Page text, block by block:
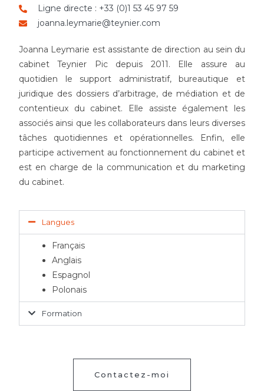
Ligne directe : +33 (0)1 53 45 97 59
joanna.leymarie@teynier.com
Joanna Leymarie est assistante de direction au sein du
cabinet Teynier Pic depuis 2011. Elle assure au
quotidien le support administratif, bureautique et
juridique des dossiers d’arbitrage, de médiation et de
contentieux du cabinet. Elle assiste également les
associés ainsi que les collaborateurs dans leurs diverses
tâches quotidiennes et opérationnelles. Enfin, elle
participe activement au fonctionnement du cabinet et
est en charge de la communication et du marketing
du cabinet.
Langues
Français
Anglais
Espagnol
Polonais
Formation
Contactez-moi